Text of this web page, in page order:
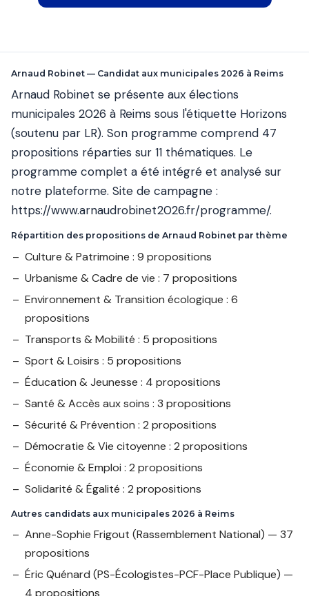
Arnaud Robinet — Candidat aux municipales 2026 à Reims
Arnaud Robinet se présente aux élections
municipales 2026 à Reims sous l'étiquette Horizons
(soutenu par LR). Son programme comprend 47
propositions réparties sur 11 thématiques. Le
programme complet a été intégré et analysé sur
notre plateforme. Site de campagne :
https://www.arnaudrobinet2026.fr/programme/.
Répartition des propositions de Arnaud Robinet par thème
Culture & Patrimoine : 9 propositions
Urbanisme & Cadre de vie : 7 propositions
Environnement & Transition écologique : 6
propositions
Transports & Mobilité : 5 propositions
Sport & Loisirs : 5 propositions
Éducation & Jeunesse : 4 propositions
Santé & Accès aux soins : 3 propositions
Sécurité & Prévention : 2 propositions
Démocratie & Vie citoyenne : 2 propositions
Économie & Emploi : 2 propositions
Solidarité & Égalité : 2 propositions
Autres candidats aux municipales 2026 à Reims
Anne-Sophie Frigout (Rassemblement National) — 37
propositions
Éric Quénard (PS-Écologistes-PCF-Place Publique) —
4 propositions